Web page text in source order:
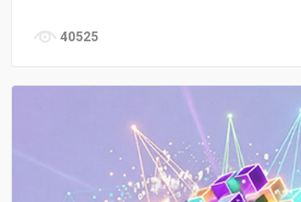
40525